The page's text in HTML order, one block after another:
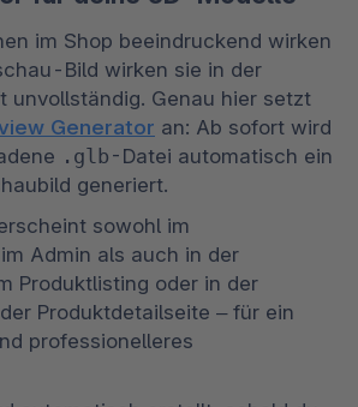
im Shop beeindruckend wirken
Bild wirken sie in der
unvollständig. Genau hier setzt
Generator an: Ab sofort wird
.glb -Datei automatisch ein
generiert.
sowohl im
Admin als auch in der
Produktlisting oder in der
Produktdetailseite – für ein
professionelleres